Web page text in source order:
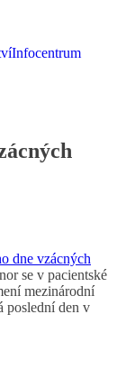
Infocentrum
dne vzácných
se v pacientské
mezinárodní
poslední den v